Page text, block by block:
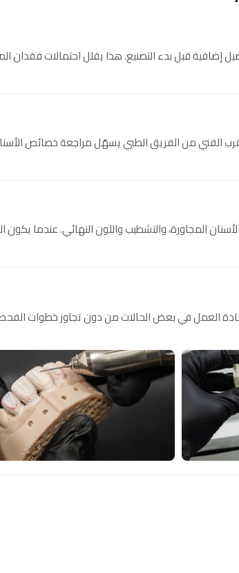
إضافية قبل بدء التصنيع. هذا يقلل احتمالات فقدان
الفني من الفريق الطبي يسهّل مراجعة خصائص
المجاورة، والتشطيب واللون النهائي. عندما
العمل في بعض الحالات من دون تجاوز خطوات